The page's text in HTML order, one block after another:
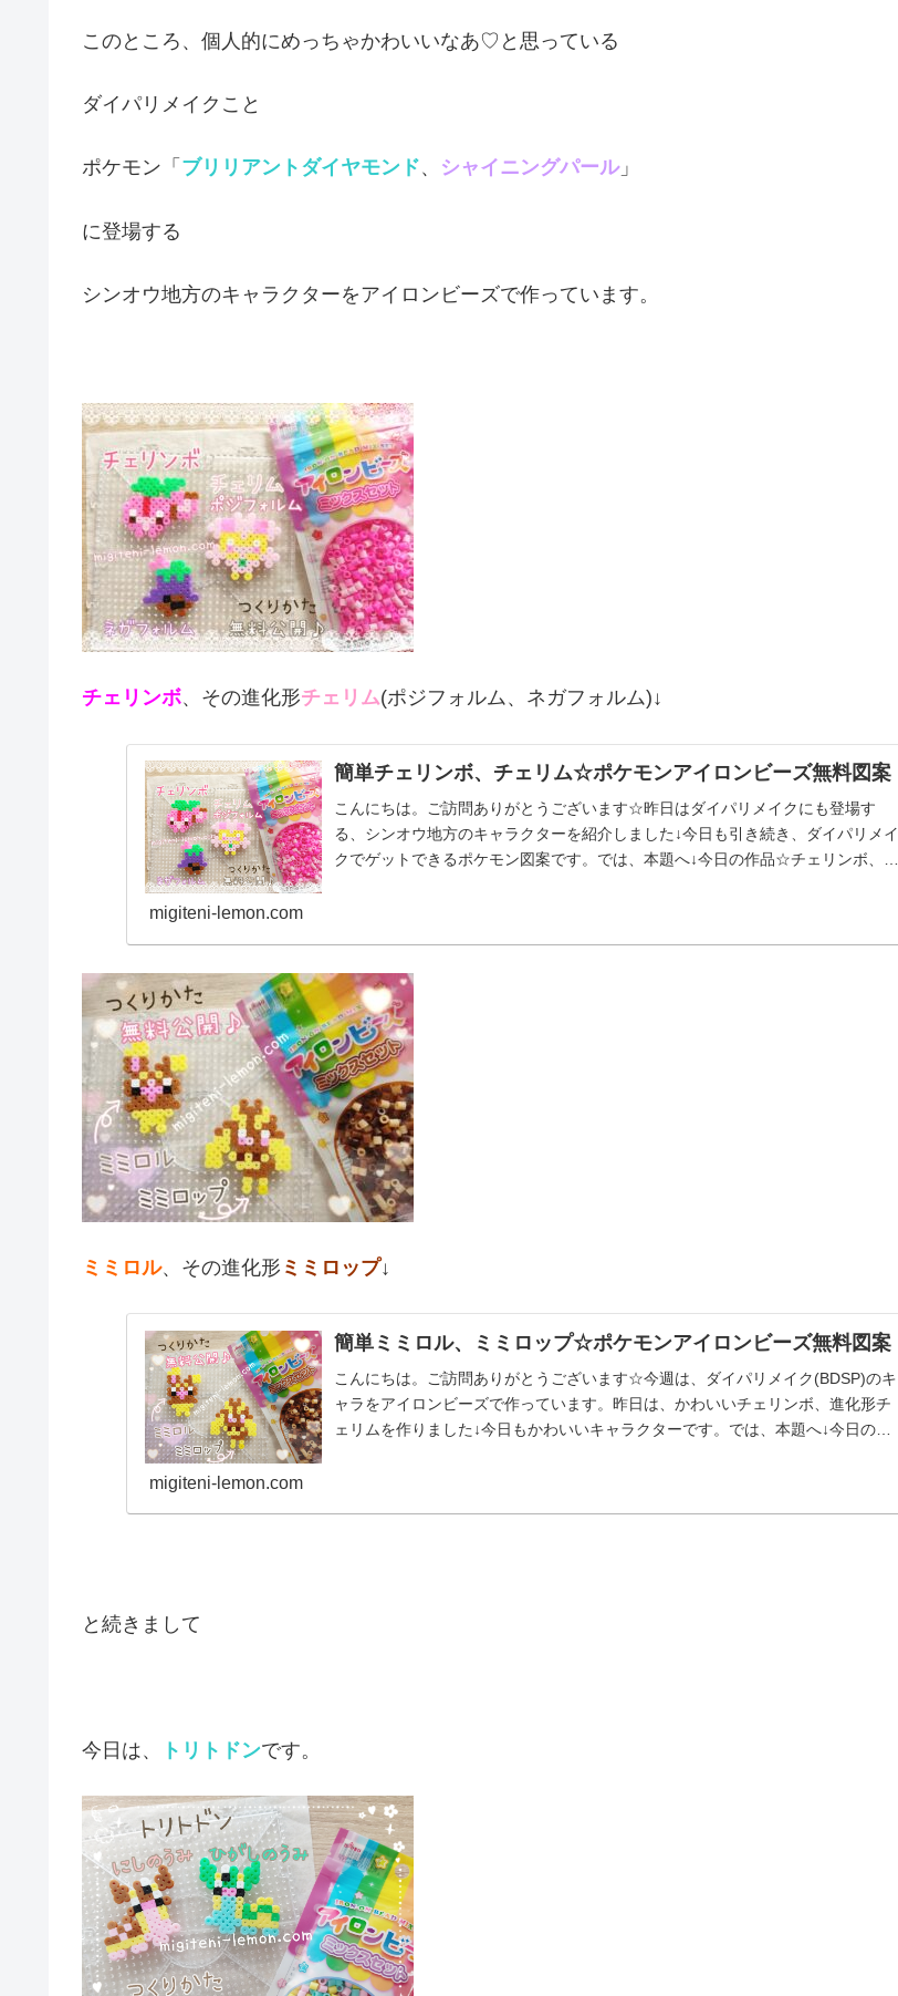
このところ、個人的にめっちゃかわいいなあ♡と思っている
ダイパリメイクこと
ポケモン「 ブリリアントダイヤモンド、 シャイニングパール」
に登場する
シンオウ地方のキャラクターをアイロンビーズで作っています。
チェリンボ、その進化形チェリム(ポジフォルム、ネガフォルム)↓
簡単チェリンボ、チェリム☆ポケモンアイロンビーズ無料図案
こんにちは。ご訪問ありがとうございます☆昨日はダイパリメイクにも登場す
る、シンオウ地方のキャラクターを紹介しました↓今日も引き続き、ダイパリメイ
クでゲットできるポケモン図案です。では、本題へ↓今日の作品☆チェリンボ、チ
migiteni-lemon.com
ミミロル、その進化形 ミミロップ↓
簡単ミミロル、ミミロップ☆ポケモンアイロンビーズ無料図案
こんにちは。ご訪問ありがとうございます☆今週は、ダイパリメイク(BDSP)のキ
ャラをアイロンビーズで作っています。昨日は、かわいいチェリンボ、進化形チ
ェリムを作りました↓今日もかわいいキャラクターです。では、本題へ↓今日の作
migiteni-lemon.com
と続きまして
今日は、 トリトドンです。